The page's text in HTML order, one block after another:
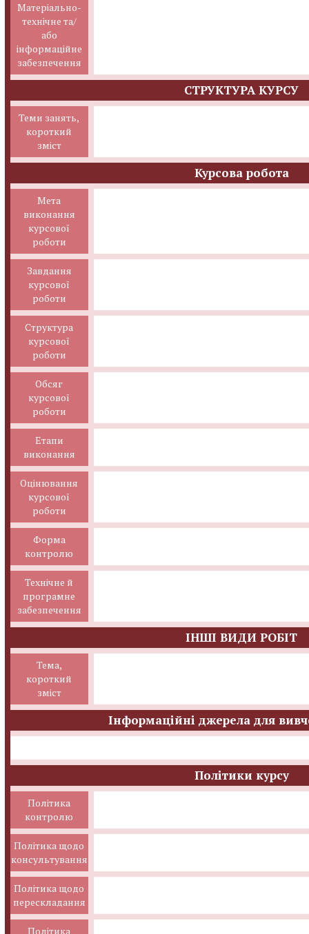
Матеріально-
технічне та/
або
інформаційне
забезпечення
СТРУКТУРА КУРСУ
Теми занять,
короткий
зміст
Курсова робота
Мета
виконання
курсової
роботи
Завдання
курсової
роботи
Структура
курсової
роботи
Обсяг
курсової
роботи
Етапи
виконання
Оцінювання
курсової
роботи
Форма
контролю
Технічне й
програмне
забезпечення
ІНШІ ВИДИ РОБІТ
Тема,
короткий
зміст
Інформаційні джерела для
Політики курсу
Політика
контролю
Політика щодо
консультування
Політика щодо
перескладання
Політика